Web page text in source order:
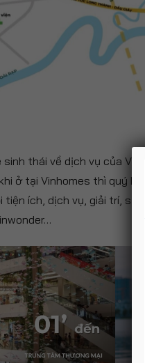
thái về dịch vụ của
ở tại Vinhomes thì quý
ích, dịch vụ, giải trí, sức